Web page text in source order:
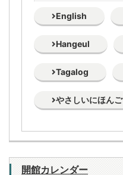
English
Hangeul
Tagalog
やさしいにほんご
開館カレンダー